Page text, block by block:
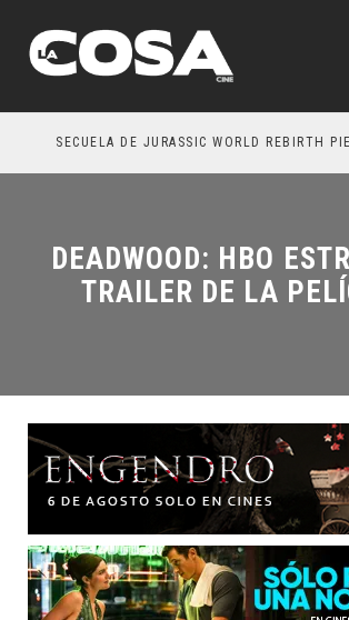
SECUELA DE JURASSIC WORLD REBIRTH
DEADWOOD: HBO
TRAILER DE LA